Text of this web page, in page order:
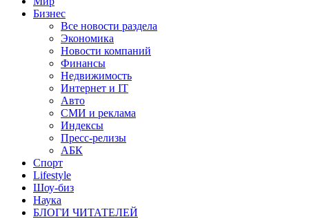
Бизнес
Все новости раздела
Экономика
Новости компаний
Финансы
Недвижимость
Интернет и IT
Авто
СМИ и реклама
Индексы
Пресс-релизы
АБК
Спорт
Lifestyle
Шоу-биз
Наука
БЛОГИ ЧИТАТЕЛЕЙ